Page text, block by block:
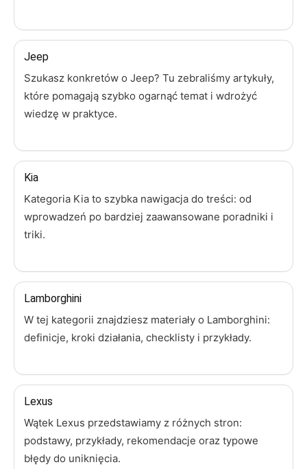
Jeep
Szukasz konkretów o Jeep? Tu zebraliśmy artykuły,
które pomagają szybko ogarnąć temat i wdrożyć
wiedzę w praktyce.
Kia
Kategoria Kia to szybka nawigacja do treści: od
wprowadzeń po bardziej zaawansowane poradniki i
triki.
Lamborghini
W tej kategorii znajdziesz materiały o Lamborghini:
definicje, kroki działania, checklisty i przykłady.
Lexus
Wątek Lexus przedstawiamy z różnych stron:
podstawy, przykłady, rekomendacje oraz typowe
błędy do uniknięcia.